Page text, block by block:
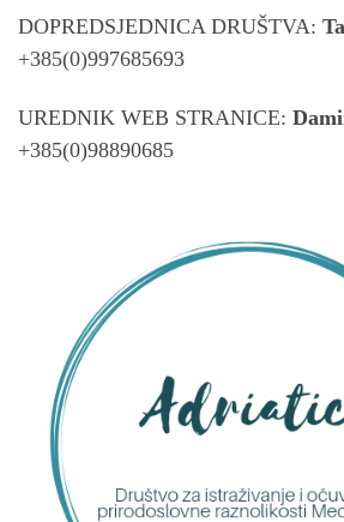
DOPREDSJEDNICA DRUŠTVA:
+385(0)997685693
UREDNIK WEB STRANICE:
+385(0)98890685